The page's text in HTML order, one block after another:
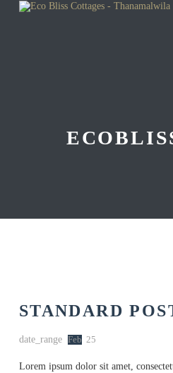
STANDARD
date_range Feb 25
Lorem ipsum dolor sit amet,